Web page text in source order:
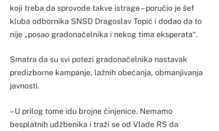
koji treba da sprovode takve istrage – poručio je šef
kluba odbornika SNSD Dragoslav Topić i dodao da to
nije „posao gradonačelnika i nekog tima eksperata“.
Smatra da su svi potezi gradonačelnika nastavak
predizborne kampanje, lažnih obećanja, obmanjivanja
javnosti.
– U prilog tome idu brojne činjenice. Nemamo
besplatnih udžbenika i traži se od Vlade RS da